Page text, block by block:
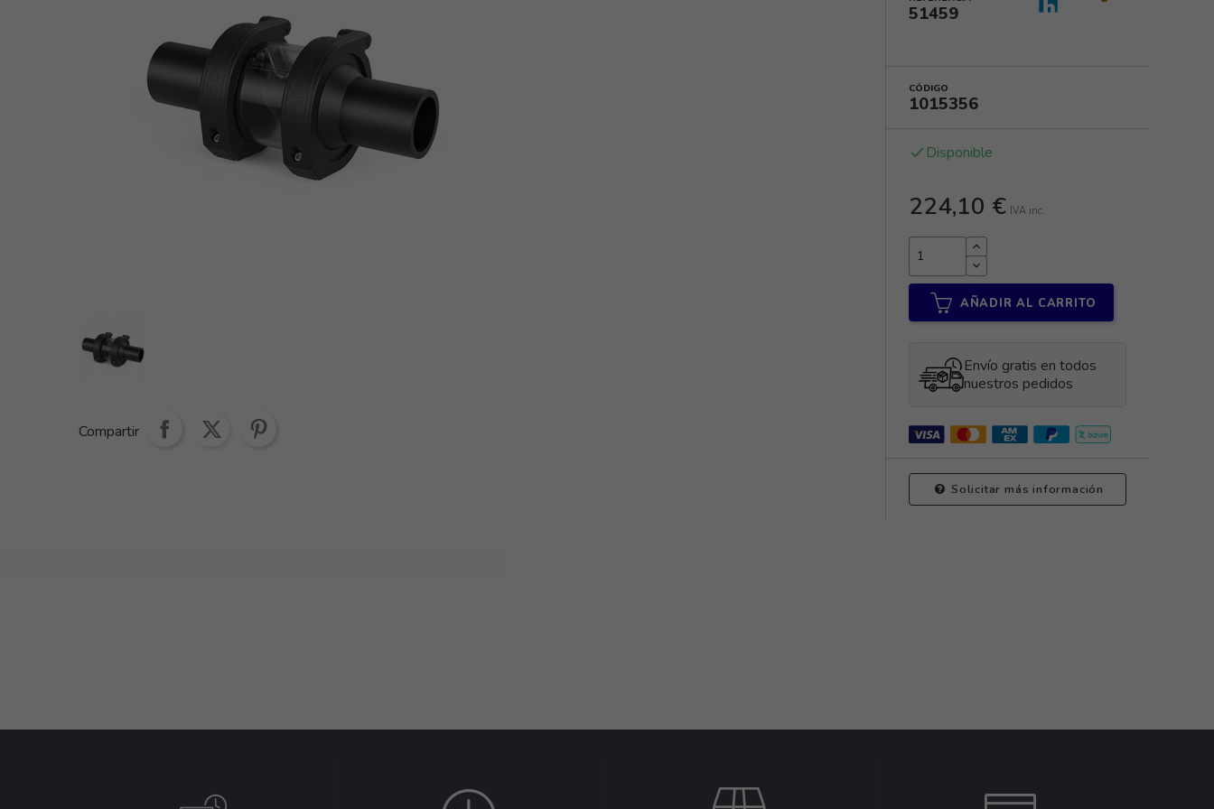
Compartir
51459
CÓDIGO
1015356
done Disponible
224,10 € IVA inc.
AÑADIR AL CARRITO
Envío gratis en todos
nuestros pedidos
Solicitar más información